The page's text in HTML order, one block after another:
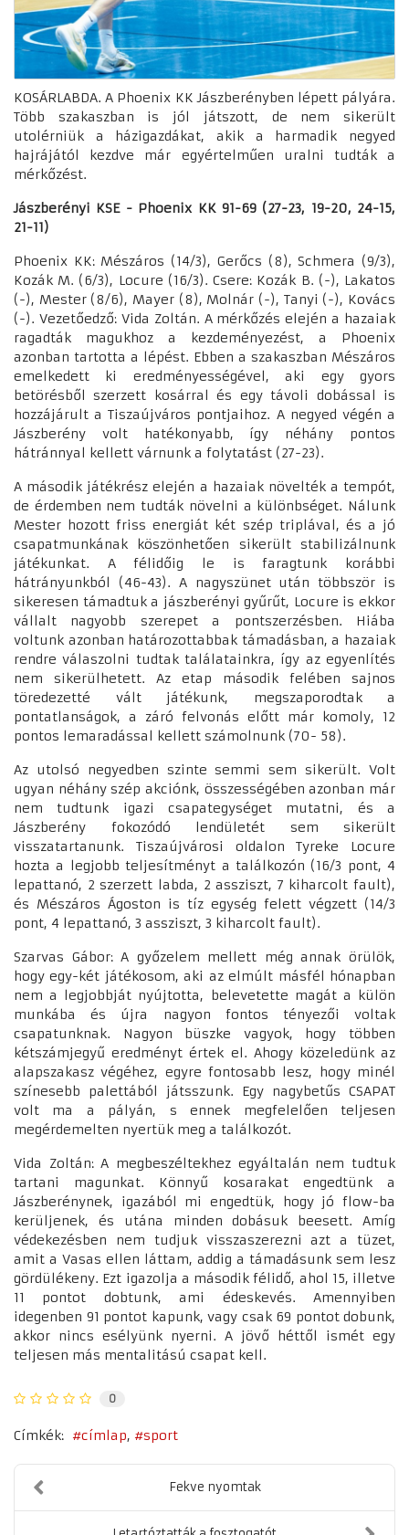
KOSÁRLABDA. A Phoenix KK Jászberényben lépett pályára.
Több szakaszban is jól játszott, de nem sikerült
utolérniük a házigazdákat, akik a harmadik negyed
hajrájától kezdve már egyértelműen uralni tudták a
mérkőzést.
Jászberényi KSE - Phoenix KK 91-69 (27-23, 19-20, 24-15,
21-11)
Phoenix KK: Mészáros (14/3), Gerőcs (8), Schmera (9/3),
Kozák M. (6/3), Locure (16/3). Csere: Kozák B. (-), Lakatos
(-), Mester (8/6), Mayer (8), Molnár (-), Tanyi (-), Kovács
(-). Vezetőedző: Vida Zoltán. A mérkőzés elején a hazaiak
ragadták magukhoz a kezdeményezést, a Phoenix
azonban tartotta a lépést. Ebben a szakaszban Mészáros
emelkedett ki eredményességével, aki egy gyors
betörésből szerzett kosárral és egy távoli dobással is
hozzájárult a Tiszaújváros pontjaihoz. A negyed végén a
Jászberény volt hatékonyabb, így néhány pontos
hátránnyal kellett várnunk a folytatást (27-23).
A második játékrész elején a hazaiak növelték a tempót,
de érdemben nem tudták növelni a különbséget. Nálunk
Mester hozott friss energiát két szép triplával, és a jó
csapatmunkának köszönhetően sikerült stabilizálnunk
játékunkat. A félidőig le is faragtunk korábbi
hátrányunkból (46-43). A nagyszünet után többször is
sikeresen támadtuk a jászberényi gyűrűt, Locure is ekkor
vállalt nagyobb szerepet a pontszerzésben. Hiába
voltunk azonban határozottabbak támadásban, a hazaiak
rendre válaszolni tudtak találatainkra, így az egyenlítés
nem sikerülhetett. Az etap második felében sajnos
töredezetté vált játékunk, megszaporodtak a
pontatlanságok, a záró felvonás előtt már komoly, 12
pontos lemaradással kellett számolnunk (70- 58).
Az utolsó negyedben szinte semmi sem sikerült. Volt
ugyan néhány szép akciónk, összességében azonban már
nem tudtunk igazi csapategységet mutatni, és a
Jászberény fokozódó lendületét sem sikerült
visszatartanunk. Tiszaújvárosi oldalon Tyreke Locure
hozta a legjobb teljesítményt a találkozón (16/3 pont, 4
lepattanó, 2 szerzett labda, 2 assziszt, 7 kiharcolt fault),
és Mészáros Ágoston is tíz egység felett végzett (14/3
pont, 4 lepattanó, 3 assziszt, 3 kiharcolt fault).
Szarvas Gábor: A győzelem mellett még annak örülök,
hogy egy-két játékosom, aki az elmúlt másfél hónapban
nem a legjobbját nyújtotta, belevetette magát a külön
munkába és újra nagyon fontos tényezői voltak
csapatunknak. Nagyon büszke vagyok, hogy többen
kétszámjegyű eredményt értek el. Ahogy közeledünk az
alapszakasz végéhez, egyre fontosabb lesz, hogy minél
színesebb palettából játsszunk. Egy nagybetűs CSAPAT
volt ma a pályán, s ennek megfelelően teljesen
megérdemelten nyertük meg a találkozót.
Vida Zoltán: A megbeszéltekhez egyáltalán nem tudtuk
tartani magunkat. Könnyű kosarakat engedtünk a
Jászberénynek, igazából mi engedtük, hogy jó flow-ba
kerüljenek, és utána minden dobásuk beesett. Amíg
védekezésben nem tudjuk visszaszerezni azt a tüzet,
amit a Vasas ellen láttam, addig a támadásunk sem lesz
gördülékeny. Ezt igazolja a második félidő, ahol 15, illetve
11 pontot dobtunk, ami édeskevés. Amennyiben
idegenben 91 pontot kapunk, vagy csak 69 pontot dobunk,
akkor nincs esélyünk nyerni. A jövő héttől ismét egy
teljesen más mentalitású csapat kell.
0
Címkék: címlap sport
Fekve nyomtak